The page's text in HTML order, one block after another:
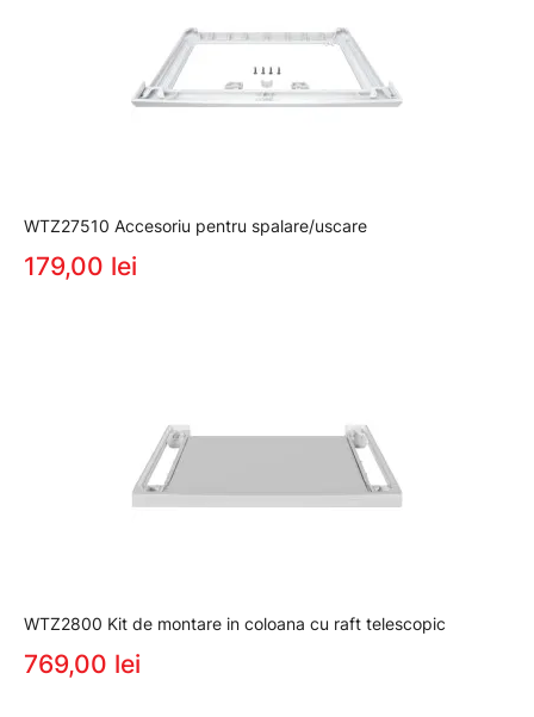
WTZ27510 Accesoriu pentru spalare/uscare
179,00 lei
WTZ2800 Kit de montare in coloana cu raft telescopic
769,00 lei